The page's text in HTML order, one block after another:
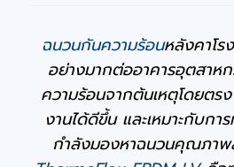
ฉนวนกันความร้อนหลังคาโ
อย่างมากต่ออาคารอุตสาห
ความร้อนจากต้นเหตุโดยตร
งานได้ดีขึ้น และเหมาะกับกา
กำลังมองหาฉนวนคุณภาพ